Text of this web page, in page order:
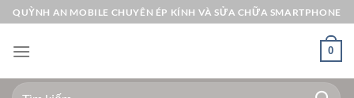
Bỏ
qua
nội
QUỲNH AN MOBILE CHUYÊN ÉP KÍNH VÀ SỬA CHỮA SMARTPHONE
0
Tìm